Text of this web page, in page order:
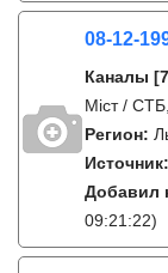
08-12-
Каналы
Міст /
Регион:
Источник:
Добавил
09:21:22)